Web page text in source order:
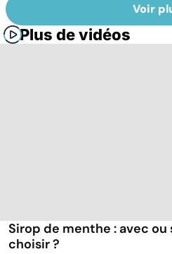
Voir
Plus de vidéos
Sirop de menthe : avec
choisir ?